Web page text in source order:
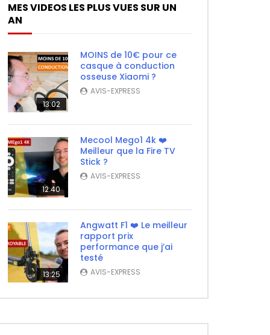
MES VIDEOS LES PLUS VUES SUR UN
AN
13:02
MOINS de 10€ pour ce
casque à conduction
osseuse Xiaomi ?
AVIS-EXPRESS
12:40
Mecool Mego1 4k ❤️
Meilleur que la Fire TV
Stick ?
AVIS-EXPRESS
13:25
Angwatt F1 ❤️ Le meilleur
rapport prix
performance que j’ai
testé
AVIS-EXPRESS